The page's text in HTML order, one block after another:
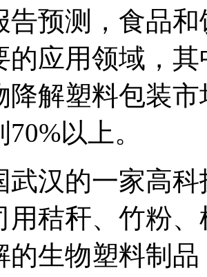
告预测，食品
的应用领域，
降解塑料包装
以上。
武汉的一家高
用秸秆、竹粉
的生物塑料制